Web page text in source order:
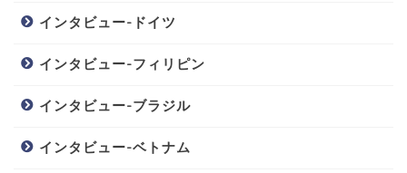
インタビュー-ドイツ
インタビュー-フィリピン
インタビュー-ブラジル
インタビュー-ベトナム